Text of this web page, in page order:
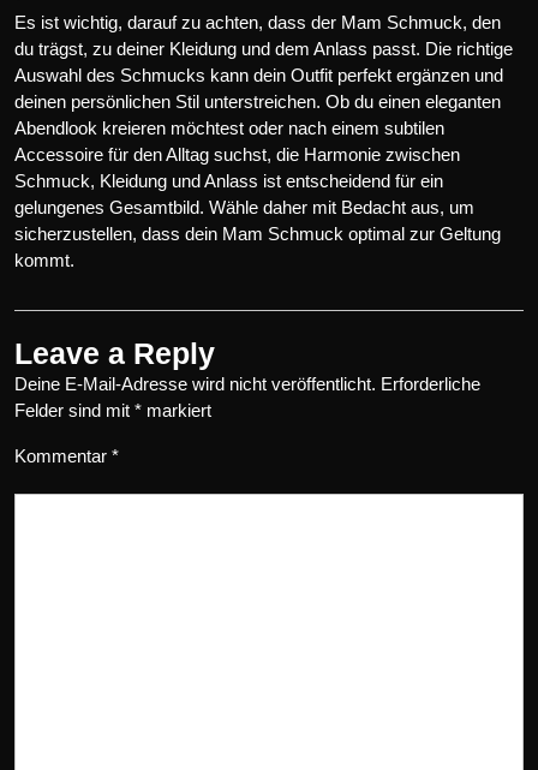
Es ist wichtig, darauf zu achten, dass der Mam Schmuck, den
du trägst, zu deiner Kleidung und dem Anlass passt. Die richtige
Auswahl des Schmucks kann dein Outfit perfekt ergänzen und
deinen persönlichen Stil unterstreichen. Ob du einen eleganten
Abendlook kreieren möchtest oder nach einem subtilen
Accessoire für den Alltag suchst, die Harmonie zwischen
Schmuck, Kleidung und Anlass ist entscheidend für ein
gelungenes Gesamtbild. Wähle daher mit Bedacht aus, um
sicherzustellen, dass dein Mam Schmuck optimal zur Geltung
kommt.
Leave a Reply
Deine E-Mail-Adresse wird nicht veröffentlicht. Erforderliche
Felder sind mit * markiert
Kommentar *